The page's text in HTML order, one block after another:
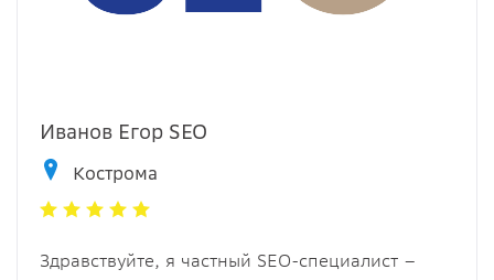
Иванов Егор SEO
Кострома
Здравствуйте, я частный SEO-специалист –